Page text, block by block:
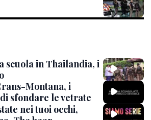
scuola in Thailandia, i
Montana, i
sfondare le vetrate
nei tuoi occhi,